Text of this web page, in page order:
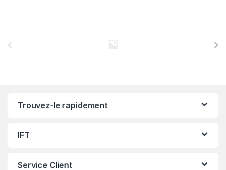
Trouvez-le rapidement
IFT
Service Client